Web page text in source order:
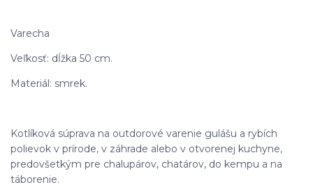
Varecha
Veľkosť: dĺžka 50 cm.
Materiál: smrek.
Kotlíková súprava na outdorové varenie gulášu a rybích
polievok v prírode, v záhrade alebo v otvorenej kuchyne,
predovšetkým pre chalupárov, chatárov, do kempu a na
táborenie.